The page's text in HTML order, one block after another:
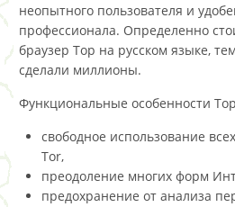
неопытного пользователя и
профессионала. Определенно
браузер Тор на русском языке,
сделали миллионы.
Функциональные особенности
свободное использование
Tor,
преодоление многих форм
предохранение от анализа